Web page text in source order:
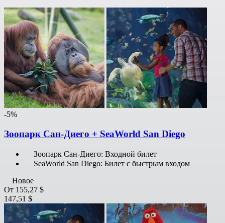
-5%
Зоопарк Сан-Диего + SeaWorld San Diego
Зоопарк Сан-Диего: Входной билет
SeaWorld San Diego: Билет с быстрым входом
Новое
От 155,27 $
147,51 $